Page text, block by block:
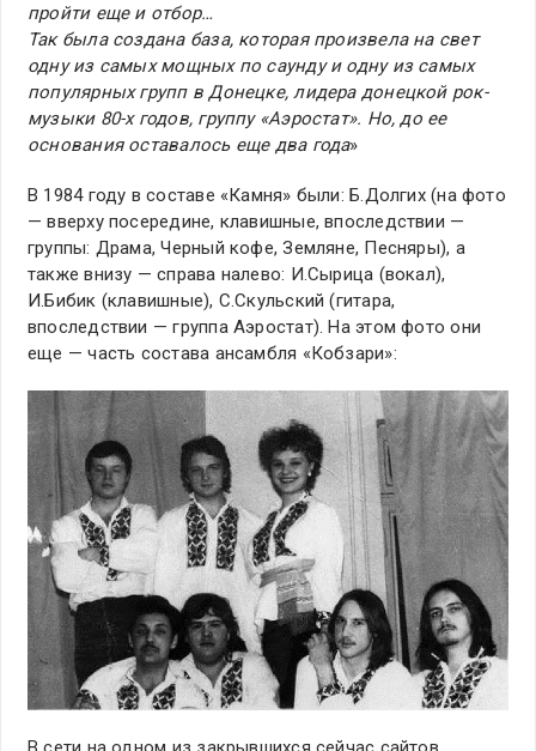
пройти еще и отбор…
Так была создана база, которая произвела на свет
одну из самых мощных по саунду и одну из самых
популярных групп в Донецке, лидера донецкой рок-
музыки 80-х годов, группу «Аэростат». Но, до ее
основания оставалось еще два года»
В 1984 году в составе «Камня» были: Б.Долгих (на фото
— вверху посередине, клавишные, впоследствии —
группы: Драма, Черный кофе, Земляне, Песняры), а
также внизу — справа налево: И.Сырица (вокал),
И.Бибик (клавишные), С.Скульский (гитара,
впоследствии — группа Аэростат). На этом фото они
еще — часть состава ансамбля «Кобзари»: